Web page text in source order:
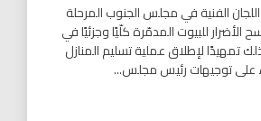
الفنية في مجلس الجنوب المرحلة
للبيوت المدمّرة كلّيًا وجزئيًا في
تمهيدًا لإطلاق عملية تسليم المنازل
على توجيهات رئيس مجلس...